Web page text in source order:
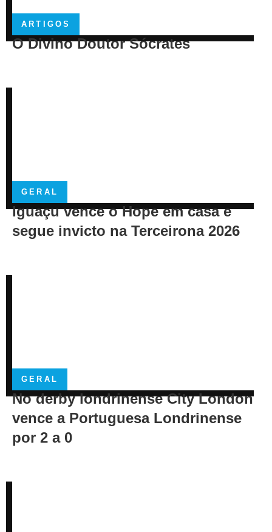
ARTIGOS
O Divino Doutor Sócrates
GERAL
Iguaçu vence o Hope em casa e
segue invicto na Terceirona 2026
GERAL
No derby londrinense City London
vence a Portuguesa Londrinense
por 2 a 0